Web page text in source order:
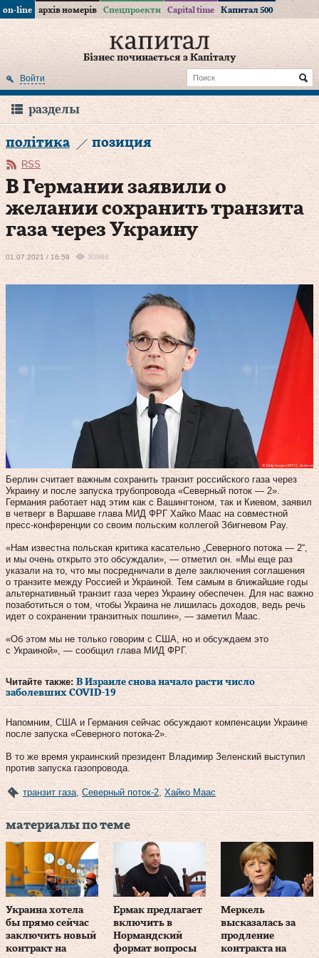
on-line архів номерів Спецпроекти Capital time Капитал 500
Бізнес починається з Капіталу
Войти
разделы
політика позиция
RSS
В Германии заявили о
желании сохранить транзита
газа через Украину
01.07.2021 / 16:59 30986
Берлин считает важным сохранить транзит российского газа через
Украину и после запуска трубопровода «Северный поток — 2».
Германия работает над этим как с Вашингтоном, так и Киевом, заявил
в четверг в Варшаве глава МИД ФРГ Хайко Маас на совместной
пресс-конференции со своим польским коллегой Збигневом Рау.
«Нам известна польская критика касательно „Северного потока — 2“,
и мы очень открыто это обсуждали», — отметил он. «Мы еще раз
указали на то, что мы посредничали в деле заключения соглашения
о транзите между Россией и Украиной. Тем самым в ближайшие годы
альтернативный транзит газа через Украину обеспечен. Для нас важно
позаботиться о том, чтобы Украина не лишилась доходов, ведь речь
идет о сохранении транзитных пошлин», — заметил Маас.
«Об этом мы не только говорим с США, но и обсуждаем это
с Украиной», — сообщил глава МИД ФРГ.
Читайте также: В Израиле снова начало расти число
заболевших COVID-19
Напомним, США и Германия сейчас обсуждают компенсации Украине
после запуска «Северного потока-2».
В то же время украинский президент Владимир Зеленский выступил
против запуска газопровода.
транзит газа Северный поток-2 Хайко Маас
материалы по теме
Украина хотела
бы прямо сейчас
заключить новый
контракт на
Ермак предлагает
включить в
Нормандский
формат вопросы
Меркель
высказалась за
продление
контракта на